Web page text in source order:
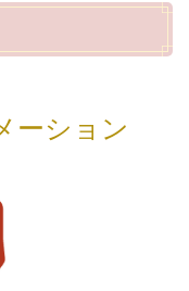
ーション